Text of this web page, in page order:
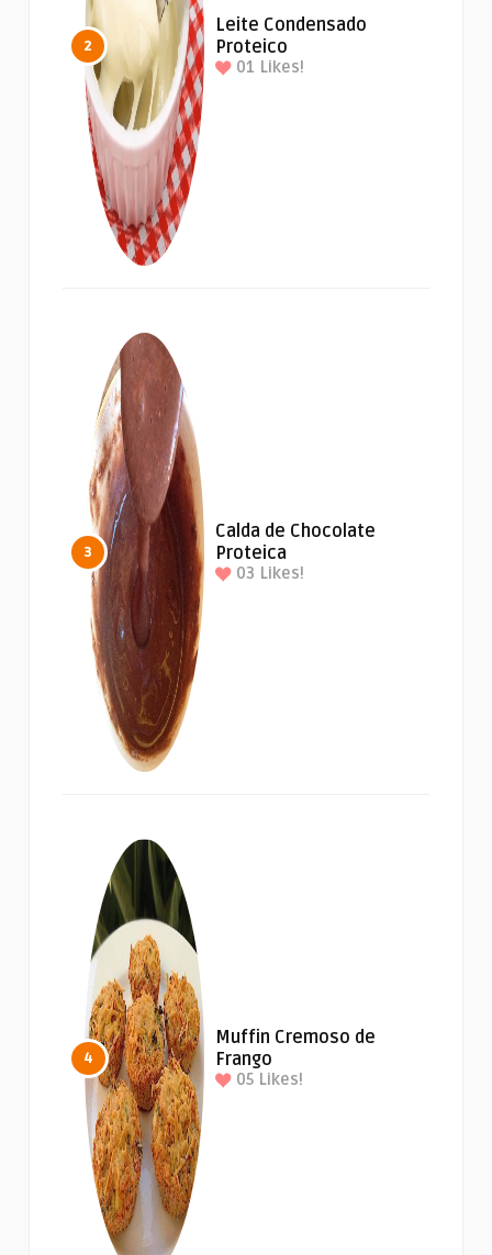
2
Leite Condensado
Proteico
01 Likes!
3
Calda de Chocolate
Proteica
03 Likes!
4
Muffin Cremoso de
Frango
05 Likes!